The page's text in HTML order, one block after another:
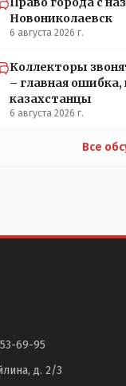
Новониколаевск
6 августа 2026 г.
Коллекторы
– главная
казахстанцы
6 августа 2026 г.
Все
69-95
д. 2/3